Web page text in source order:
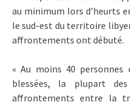
au minimum lors d’heurts
le sud-est du territoire
affrontements ont débuté.
« Au moins 40
blessées, la plupart
affrontements entre la